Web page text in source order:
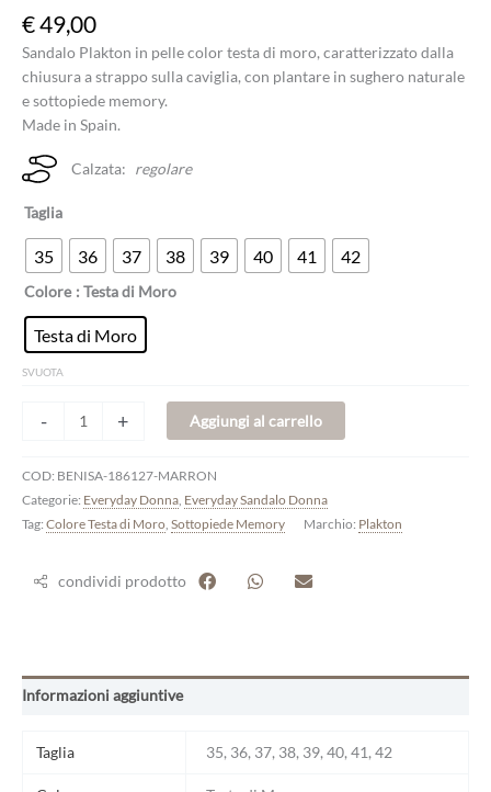
€49,00
Sandalo Plakton in pelle color testa di moro, caratterizzato dalla
chiusura a strappo sulla caviglia, con plantare in sughero naturale
e sottopiede memory.
Made in Spain.
Calzata: regolare
Taglia
35 36 37 38 39 40 41 42
Colore : Testa di Moro
Testa di Moro
SVUOTA
- + Aggiungi al carrello
COD: BENISA-186127-MARRON
Categorie: Everyday Donna Everyday Sandalo Donna
Tag: Colore Testa di Moro Sottopiede Memory Marchio: Plakton
condividi prodotto
Informazioni aggiuntive
Taglia 35, 36, 37, 38, 39, 40, 41, 42